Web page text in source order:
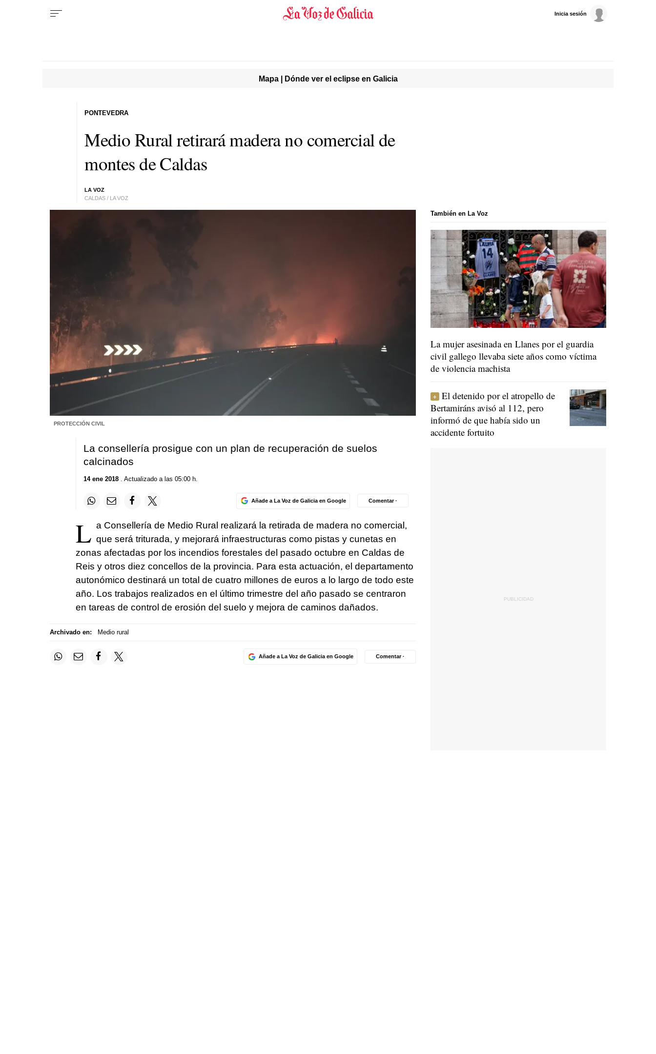
Inicia sesión
Mapa | Dónde ver el eclipse en Galicia
Medio Rural retirará madera no comercial de
montes de Caldas
LA VOZ
CALDAS / LA VOZ
PONTEVEDRA
PROTECCIÓN CIVIL
La consellería prosigue con un plan de recuperación de suelos
calcinados
14 ene 2018. Actualizado a las 05:00 h.
Añade a La Voz de Galicia en Google Comentar ·
L a Consellería de Medio Rural realizará la retirada de madera no comercial,
que será triturada, y mejorará infraestructuras como pistas y cunetas en
zonas afectadas por los incendios forestales del pasado octubre en Caldas de
Reis y otros diez concellos de la provincia. Para esta actuación, el departamento
autonómico destinará un total de cuatro millones de euros a lo largo de todo este
año. Los trabajos realizados en el último trimestre del año pasado se centraron
en tareas de control de erosión del suelo y mejora de caminos dañados.
Archivado en: Medio rural
Añade a La Voz de Galicia en Google Comentar ·
También en La Voz
La mujer asesinada en Llanes por el guardia
civil gallego llevaba siete años como víctima
de violencia machista
El detenido por el atropello de
Bertamiráns avisó al 112, pero
informó de que había sido un
accidente fortuito